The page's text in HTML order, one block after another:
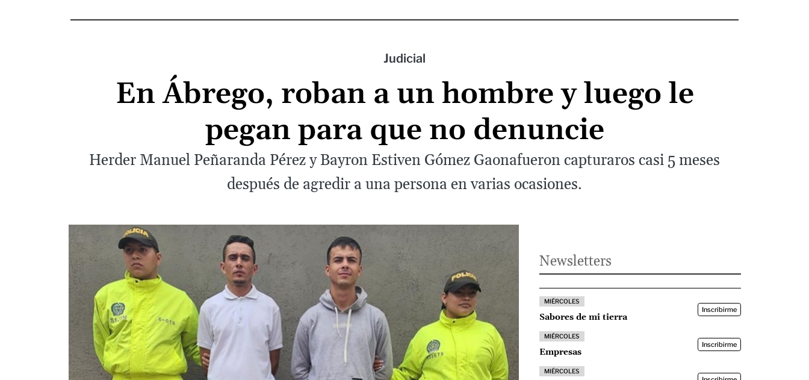
Judicial
En Ábrego, roban a un hombre y luego le
pegan para que no denuncie
Herder Manuel Peñaranda Pérez y Bayron Estiven Gómez Gaonafueron capturaros casi 5 meses
después de agredir a una persona en varias ocasiones.
Newsletters
MIÉRCOLES
Sabores de mi tierra
Inscribirme
MIÉRCOLES
Empresas
Inscribirme
MIÉRCOLES